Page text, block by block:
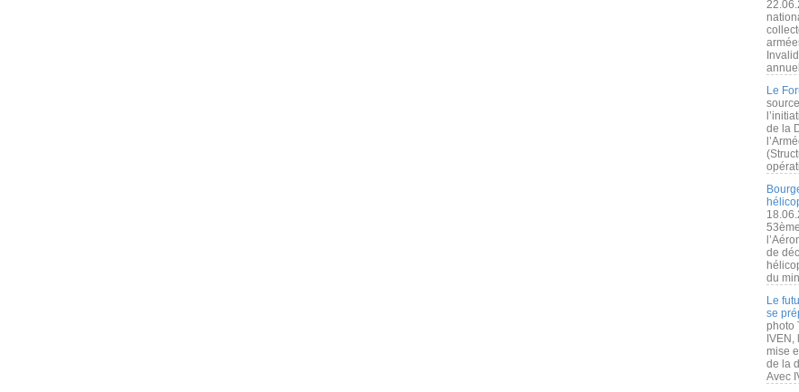
Le
de la
de
du
Le
se
photo
mise
de la
Avec